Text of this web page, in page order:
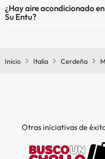
¿Hay aire acondicionado
Su Entu?
Inicio Italia Cerdeña
Otras iniciativas de